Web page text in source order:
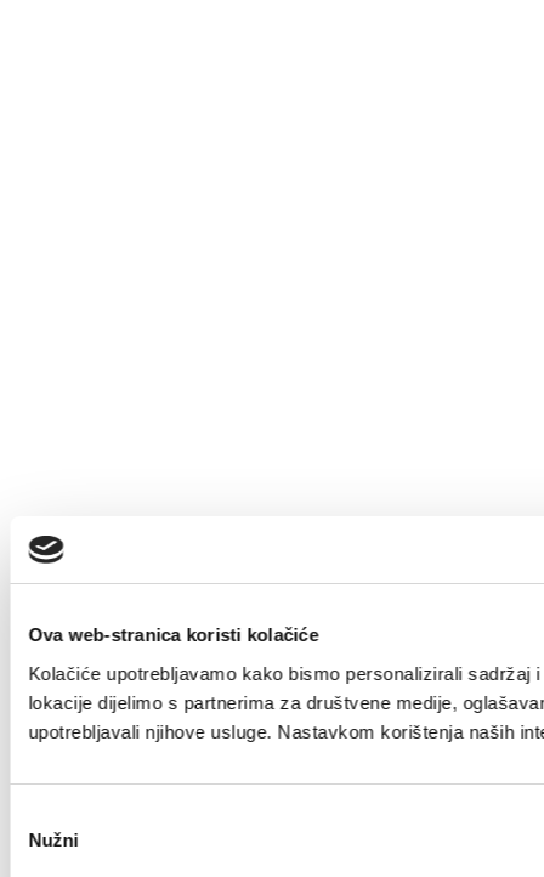
Ova web-stranica koristi kolačiće
Kolačiće upotrebljavamo kako bismo personalizirali
lokacije dijelimo s partnerima za društvene medije,
upotrebljavali njihove usluge. Nastavkom korištenja naših
pristanka
Nužni